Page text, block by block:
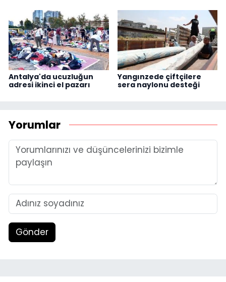
Antalya'da ucuzluğun
adresi ikinci el pazarı
Yangınzede çiftçilere
sera naylonu desteği
Yorumlar
Gönder